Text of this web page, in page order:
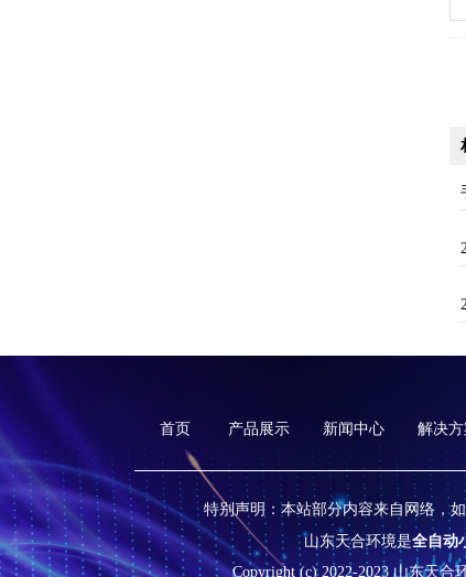
首页 产品展示 新闻中心 解决方
特别声明：本站部分内容来自网络，
山东天合环境是全自动
Copyright (c) 2022-2023 山东天